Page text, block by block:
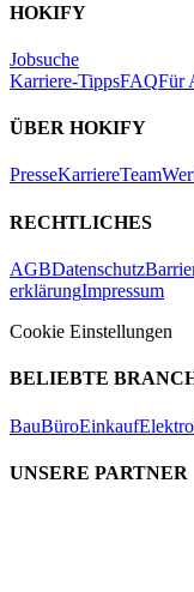
HOKIFY
Jobsuche
Karriere-TippsFAQFür
ÜBER HOKIFY
PresseKarriereTeam
RECHTLICHES
AGBDatenschutz
erklärungImpressum
Cookie Einstellungen
BELIEBTE
BauBüroEinkaufElektro
UNSERE PARTNER